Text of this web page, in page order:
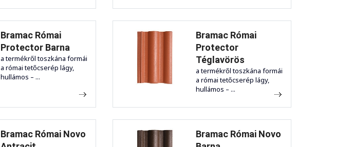
Bramac Római
Protector Barna
a termékről toszkána formái
a római tetőcserép lágy,
hullámos – ...
Bramac Római
Protector
Téglavörös
a termékről toszkána formái
a római tetőcserép lágy,
hullámos – ...
Bramac Római Novo
Bramac Római Novo